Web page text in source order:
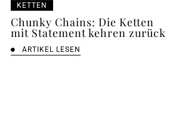
KETTEN
Chunky Chains: Die Ketten
mit Statement kehren zurück
ARTIKEL LESEN